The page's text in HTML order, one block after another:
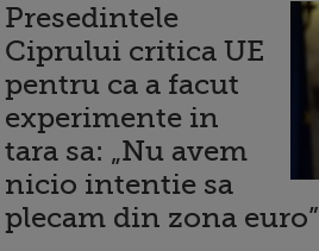
Presedintele
Ciprului critica UE
pentru ca a facut
experimente in
tara sa: „Nu avem
nicio intentie sa
plecam din zona euro”